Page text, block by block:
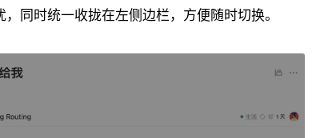
同时统一收拢在左侧边栏，方便随时切换。